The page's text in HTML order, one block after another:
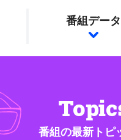
番組データ
番組の最新トピ